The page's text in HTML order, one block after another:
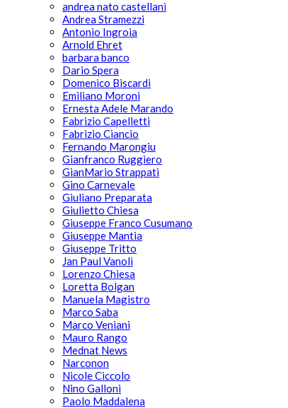
andrea nato castellani
Andrea Stramezzi
Antonio Ingroia
Arnold Ehret
barbara banco
Dario Spera
Domenico Biscardi
Emiliano Moroni
Ernesta Adele Marando
Fabrizio Capelletti
Fabrizio Ciancio
Fernando Marongiu
Gianfranco Ruggiero
GianMario Strappati
Gino Carnevale
Giuliano Preparata
Giulietto Chiesa
Giuseppe Franco Cusumano
Giuseppe Mantia
Giuseppe Tritto
Jan Paul Vanoli
Lorenzo Chiesa
Loretta Bolgan
Manuela Magistro
Marco Saba
Marco Veniani
Mauro Rango
Mednat News
Narconon
Nicole Ciccolo
Nino Galloni
Paolo Maddalena